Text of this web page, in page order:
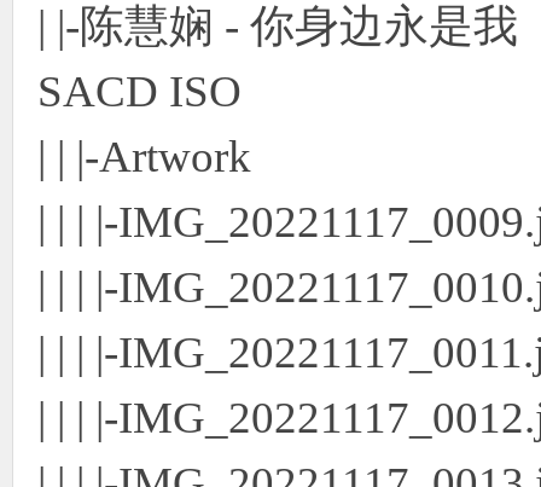
| |-陈慧娴 - 你身边永是
SACD ISO
| | |-Artwork
| | | |-
| | | |-
| | | |-
| | | |-